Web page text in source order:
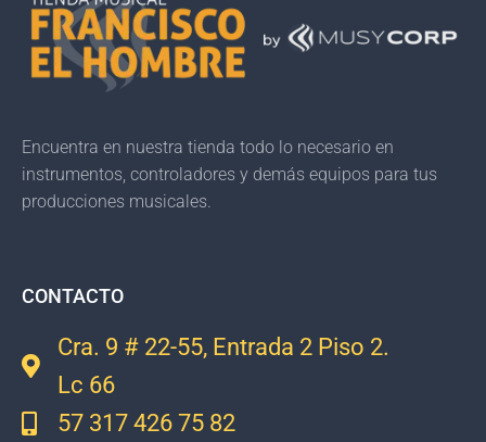
Encuentra en nuestra tienda todo lo necesario en
instrumentos, controladores y demás equipos para tus
producciones musicales.
CONTACTO
Cra. 9 # 22-55, Entrada 2 Piso 2.
Lc 66
57 317 426 75 82